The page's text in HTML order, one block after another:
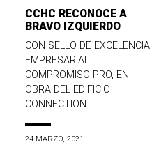
CCHC RECONOCE A
BRAVO IZQUIERDO
CON SELLO DE EXCELENCIA
EMPRESARIAL
COMPROMISO PRO, EN
OBRA DEL EDIFICIO
CONNECTION
24 MARZO, 2021